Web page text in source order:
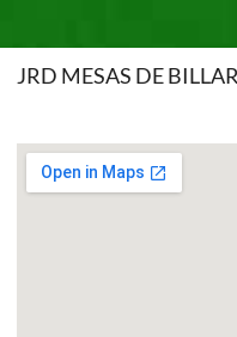
JRD MESAS DE BILLAR